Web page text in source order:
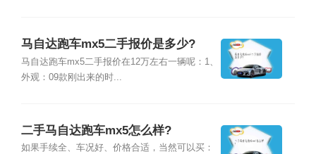
马自达跑车mx5二手报价是多少?
马自达跑车mx5二手报价在12万左右一辆呢：1、
外观：09款刚出来的时...
二手马自达跑车mx5怎么样?
如果手续全、车况好、价格合适，当然可以买：